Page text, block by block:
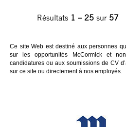
Résultats 1 – 25 sur 57
Ce site Web est destiné aux personnes
sur les opportunités McCormick et
candidatures ou aux soumissions de CV
sur ce site ou directement à nos employés.